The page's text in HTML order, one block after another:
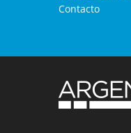
Contacto